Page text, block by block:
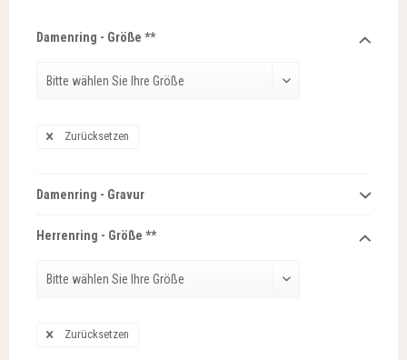
Damenring - Größe **
Zurücksetzen
Damenring - Gravur
Herrenring - Größe **
Zurücksetzen